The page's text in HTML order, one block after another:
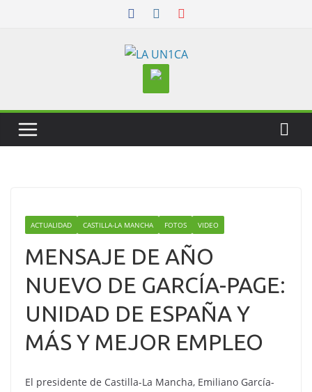
ACTUALIDAD CASTILLA-LA MANCHA FOTOS VIDEO
MENSAJE DE AÑO
NUEVO DE GARCÍA-PAGE:
UNIDAD DE ESPAÑA Y
MÁS Y MEJOR EMPLEO
El presidente de Castilla-La Mancha, Emiliano García-